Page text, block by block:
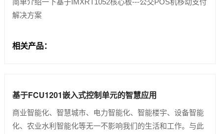
简单介绍一下基于IMXRT1052核心板---公交POS机移动支付
解决方案
相关产品：
基于FCU1201嵌入式控制单元的智慧应用
商业智能化、智慧城市、电力智能化、智能楼宇、设备智能
化、农业水利智能化等无一不影响我们的生活和工作。与此